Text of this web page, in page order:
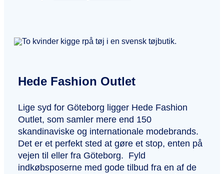
Hede Fashion Outlet
Lige syd for Göteborg ligger Hede Fashion
Outlet, som samler mere end 150
skandinaviske og internationale modebrands.
Det er et perfekt sted at gøre et stop, enten på
vejen til eller fra Göteborg. Fyld
indkøbsposerne med gode tilbud fra en af de